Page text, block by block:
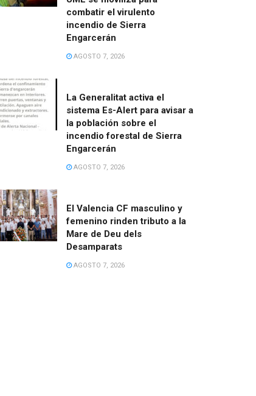
combatir el virulento
incendio de Sierra
Engarcerán
AGOSTO 7, 2026
La Generalitat activa el
sistema Es-Alert para avisar a
la población sobre el
incendio forestal de Sierra
Engarcerán
AGOSTO 7, 2026
El Valencia CF masculino y
femenino rinden tributo a la
Mare de Deu dels
Desamparats
AGOSTO 7, 2026